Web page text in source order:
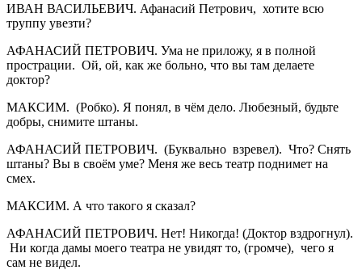
ИВАН ВАСИЛЬЕВИЧ. Афанасий Петрович, хотите всю
труппу увезти?
АФАНАСИЙ ПЕТРОВИЧ. Ума не приложу, я в полной
прострации. Ой, ой, как же больно, что вы там делаете
доктор?
МАКСИМ. (Робко). Я понял, в чём дело. Любезный, будьте
добры, снимите штаны.
АФАНАСИЙ ПЕТРОВИЧ. (Буквально взревел). Что? Снять
штаны? Вы в своём уме? Меня же весь театр поднимет на
смех.
МАКСИМ. А что такого я сказал?
АФАНАСИЙ ПЕТРОВИЧ. Нет! Никогда! (Доктор вздрогнул).
Ни когда дамы моего театра не увидят то, (громче), чего я
сам не видел.